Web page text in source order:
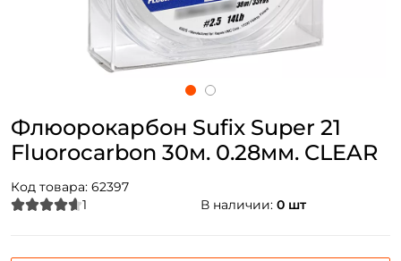
Флюорокарбон Sufix Super 21
Fluorocarbon 30м. 0.28мм. CLEAR
Код товара: 62397
1
В наличии: 0 шт